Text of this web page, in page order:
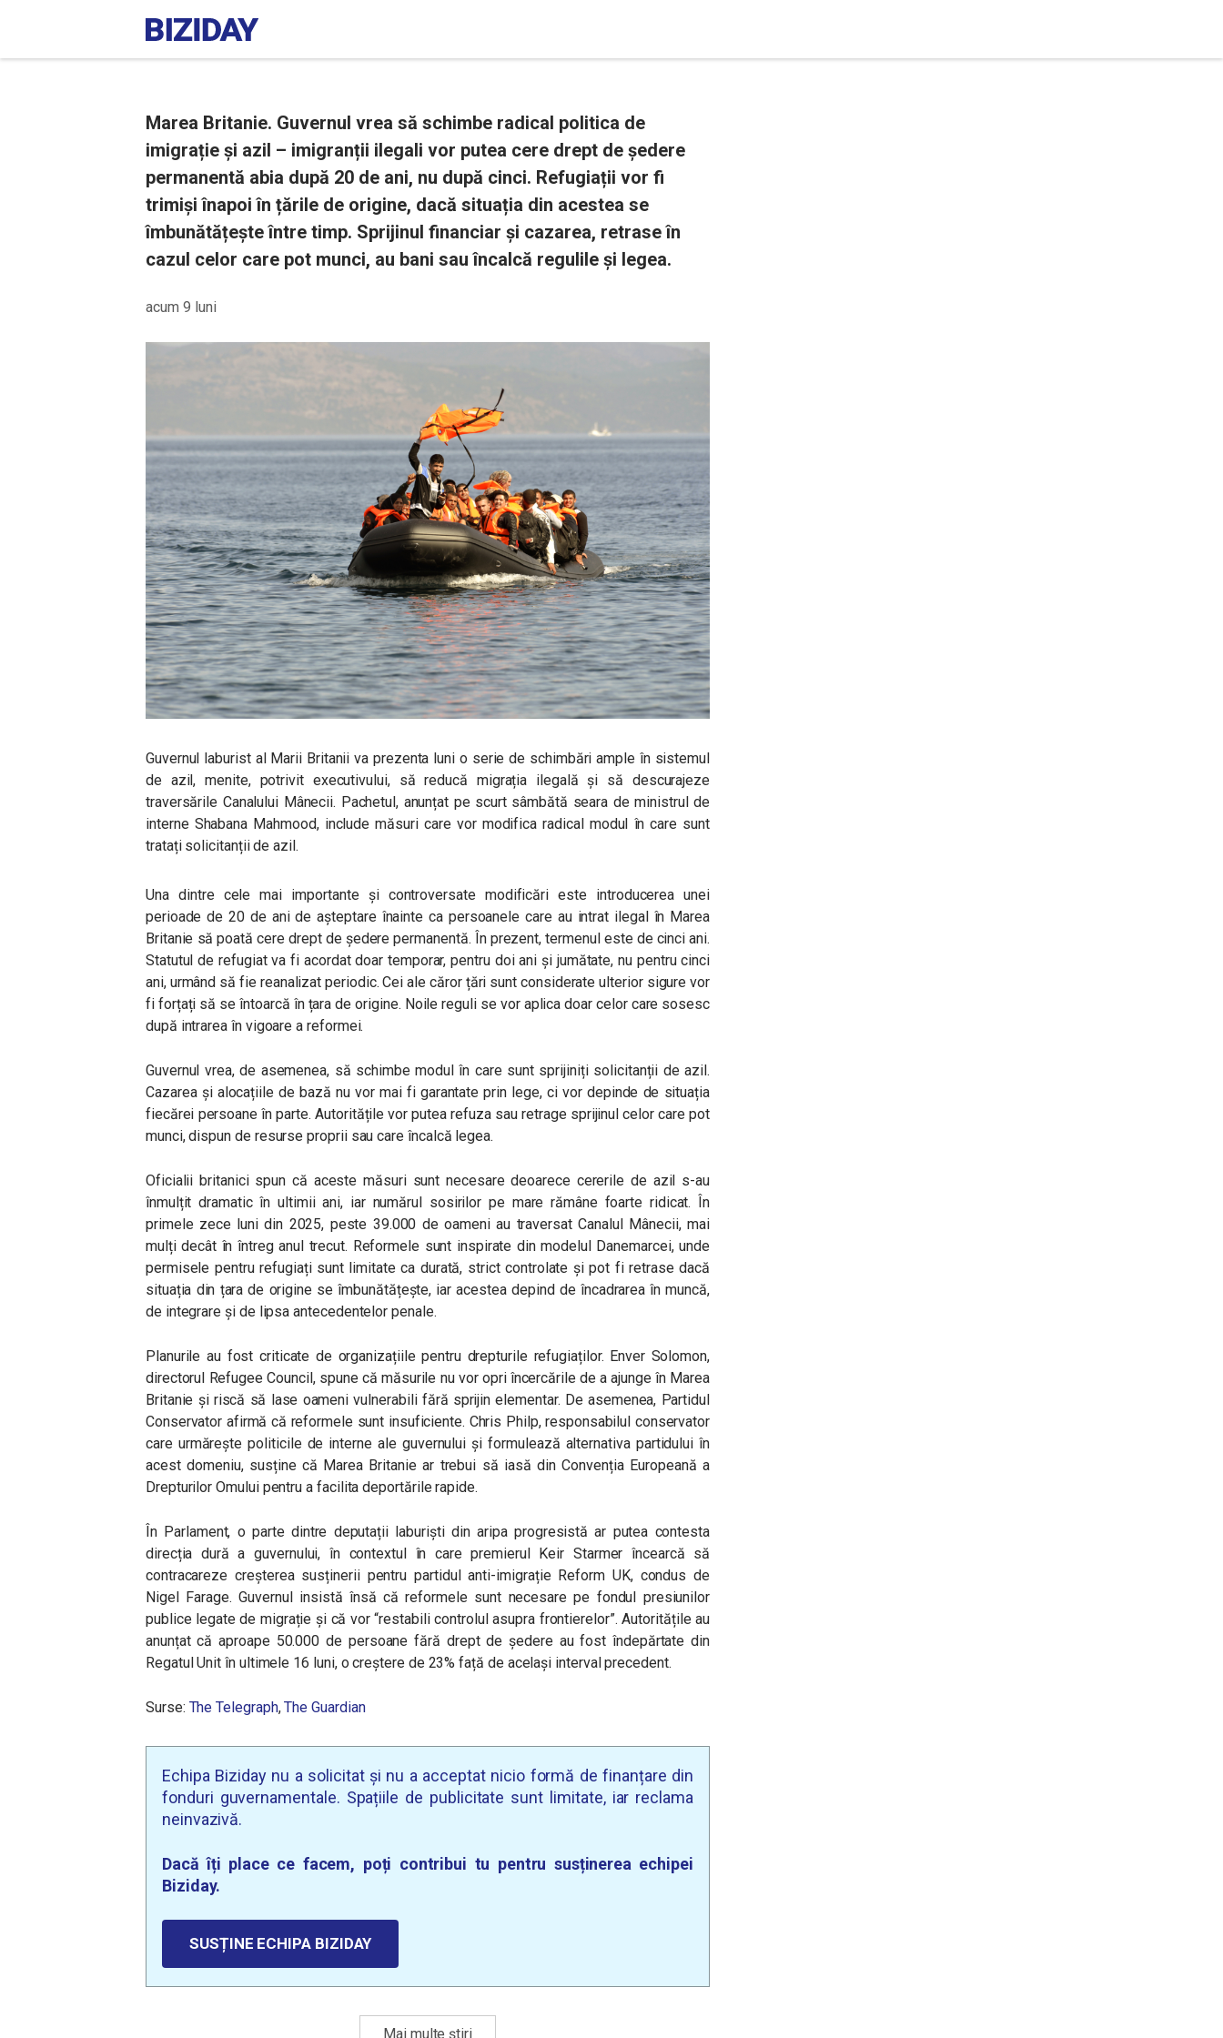
Marea Britanie. Guvernul vrea să schimbe radical politica de
imigrație și azil – imigranții ilegali vor putea cere drept de ședere
permanentă abia după 20 de ani, nu după cinci. Refugiații vor fi
trimiși înapoi în țările de origine, dacă situația din acestea se
îmbunătățește între timp. Sprijinul financiar și cazarea, retrase în
cazul celor care pot munci, au bani sau încalcă regulile și legea.
acum 9 luni
Guvernul laburist al Marii Britanii va prezenta luni o serie de schimbări ample în sistemul
de azil, menite, potrivit executivului, să reducă migrația ilegală și să descurajeze
traversările Canalului Mânecii. Pachetul, anunțat pe scurt sâmbătă seara de ministrul de
interne Shabana Mahmood, include măsuri care vor modifica radical modul în care sunt
tratați solicitanții de azil.
Una dintre cele mai importante și controversate modificări este introducerea unei
perioade de 20 de ani de așteptare înainte ca persoanele care au intrat ilegal în Marea
Britanie să poată cere drept de ședere permanentă. În prezent, termenul este de cinci ani.
Statutul de refugiat va fi acordat doar temporar, pentru doi ani și jumătate, nu pentru cinci
ani, urmând să fie reanalizat periodic. Cei ale căror țări sunt considerate ulterior sigure vor
fi forțați să se întoarcă în țara de origine. Noile reguli se vor aplica doar celor care sosesc
după intrarea în vigoare a reformei.
Guvernul vrea, de asemenea, să schimbe modul în care sunt sprijiniți solicitanții de azil.
Cazarea și alocațiile de bază nu vor mai fi garantate prin lege, ci vor depinde de situația
fiecărei persoane în parte. Autoritățile vor putea refuza sau retrage sprijinul celor care pot
munci, dispun de resurse proprii sau care încalcă legea.
Oficialii britanici spun că aceste măsuri sunt necesare deoarece cererile de azil s-au
înmulțit dramatic în ultimii ani, iar numărul sosirilor pe mare rămâne foarte ridicat. În
primele zece luni din 2025, peste 39.000 de oameni au traversat Canalul Mânecii, mai
mulți decât în întreg anul trecut. Reformele sunt inspirate din modelul Danemarcei, unde
permisele pentru refugiați sunt limitate ca durată, strict controlate și pot fi retrase dacă
situația din țara de origine se îmbunătățește, iar acestea depind de încadrarea în muncă,
de integrare și de lipsa antecedentelor penale.
Planurile au fost criticate de organizațiile pentru drepturile refugiaților. Enver Solomon,
directorul Refugee Council, spune că măsurile nu vor opri încercările de a ajunge în Marea
Britanie și riscă să lase oameni vulnerabili fără sprijin elementar. De asemenea, Partidul
Conservator afirmă că reformele sunt insuficiente. Chris Philp, responsabilul conservator
care urmărește politicile de interne ale guvernului și formulează alternativa partidului în
acest domeniu, susține că Marea Britanie ar trebui să iasă din Convenția Europeană a
Drepturilor Omului pentru a facilita deportările rapide.
În Parlament, o parte dintre deputații laburiști din aripa progresistă ar putea contesta
direcția dură a guvernului, în contextul în care premierul Keir Starmer încearcă să
contracareze creșterea susținerii pentru partidul anti-imigrație Reform UK, condus de
Nigel Farage. Guvernul insistă însă că reformele sunt necesare pe fondul presiunilor
publice legate de migrație și că vor “restabili controlul asupra frontierelor”. Autoritățile au
anunțat că aproape 50.000 de persoane fără drept de ședere au fost îndepărtate din
Regatul Unit în ultimele 16 luni, o creștere de 23% față de același interval precedent.
Surse: The Telegraph,The Guardian
Echipa Biziday nu a solicitat și nu a acceptat nicio formă de finanțare din
fonduri guvernamentale. Spațiile de publicitate sunt limitate, iar reclama
neinvazivă.
Dacă îți place ce facem, poți contribui tu pentru susținerea echipei
Biziday.
SUSȚINE ECHIPA BIZIDAY
Mai multe știri